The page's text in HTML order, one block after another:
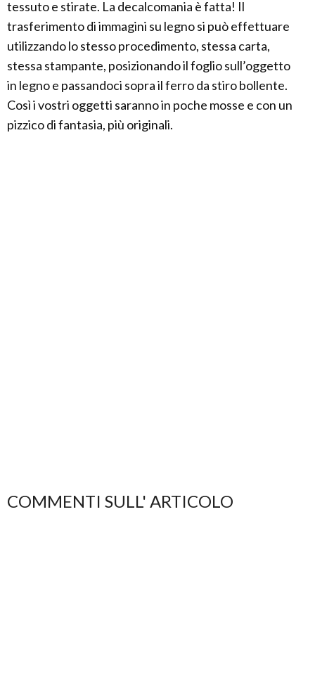
tessuto e stirate. La decalcomania è fatta! Il
trasferimento di immagini su legno si può effettuare
utilizzando lo stesso procedimento, stessa carta,
stessa stampante, posizionando il foglio sull’oggetto
in legno e passandoci sopra il ferro da stiro bollente.
Così i vostri oggetti saranno in poche mosse e con un
pizzico di fantasia, più originali.
COMMENTI SULL' ARTICOLO